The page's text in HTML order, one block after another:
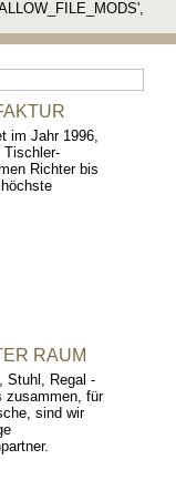
im Jahr 1996,
Tischler-
Richter bis
RAUM
Stuhl, Regal -
zusammen, für
sind wir